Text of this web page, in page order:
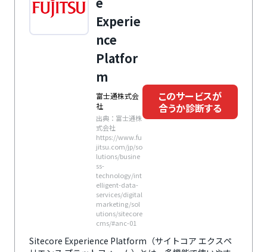
Experie
nce
Platfor
m
富士通株式会
社
出典：富士通株
式会社
https://www.fu
jitsu.com/jp/so
lutions/busine
ss-
technology/int
elligent-data-
services/digital
marketing/sol
utions/sitecore
cms/#anc-01
このサービスが
合うか診断する
Sitecore Experience Platform（サイトコア エクスペ